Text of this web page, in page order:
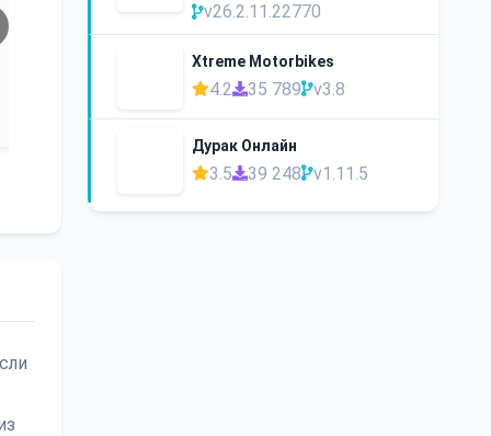
v26.2.11.22770
Xtreme Motorbikes
4.2 35 789 v3.8
Дурак Онлайн
3.5 39 248 v1.11.5